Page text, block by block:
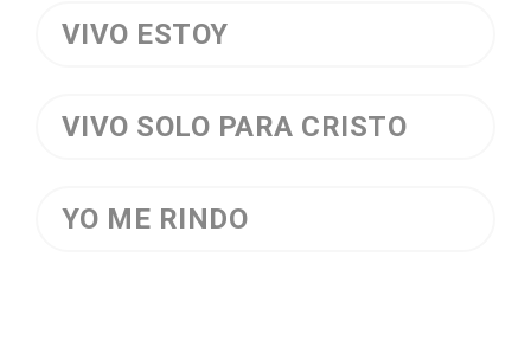
VIVO ESTOY
VIVO SOLO PARA CRISTO
YO ME RINDO